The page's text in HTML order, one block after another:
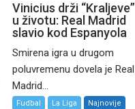
Vinicius drži “Kraljeve”
u životu: Real Madrid
slavio kod Espanyola
Smirena igra u drugom
poluvremenu dovela je Real
Madrid...
Fudbal La Liga Najnovije